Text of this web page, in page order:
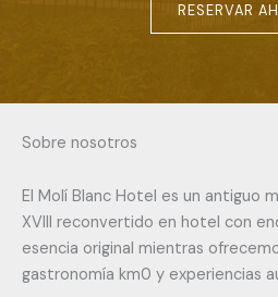
RESERVAR
Sobre nosotros
El Molí Blanc Hotel es un antiguo
XVIII reconvertido en hotel con
esencia original mientras
gastronomía km0 y experiencias